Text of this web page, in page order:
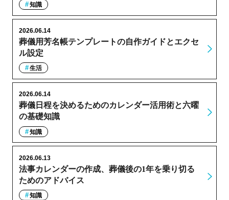
知識
葬儀用芳名帳テンプレートの自作ガイドとエクセ
ル設定
2026.06.14
生活
葬儀日程を決めるためのカレンダー活用術と六曜
の基礎知識
2026.06.14
知識
法事カレンダーの作成、葬儀後の1年を乗り切る
ためのアドバイス
2026.06.13
知識